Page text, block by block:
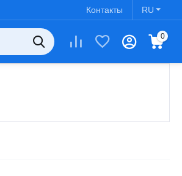
RU
Контакты
0